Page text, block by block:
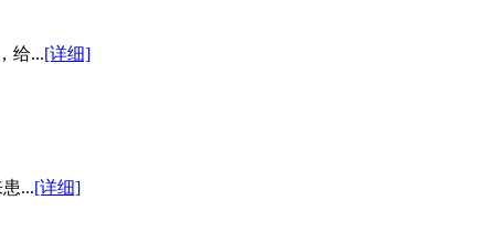
给...[详细]
...[详细]